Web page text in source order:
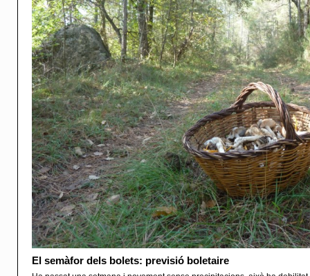
El semàfor dels bolets: previsió boletaire